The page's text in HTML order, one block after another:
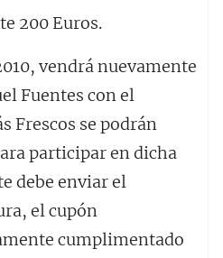
200 Euros.
vendrá nuevamente
Fuentes con el
Frescos se podrán
participar en dicha
debe enviar el
el cupón
cumplimentado